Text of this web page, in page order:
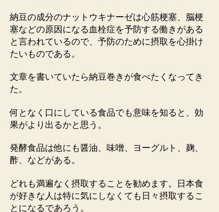
納豆の成分のナットウキナーゼは心筋梗塞、脳梗
塞などの原因になる血栓症を予防する働きがある
と言われているので、予防のために摂取を心掛け
たいものである。
文章を書いていたら納豆巻きが食べたくなってき
た。
何となく口にしている食品でも意味を知ると、効
果がより出るかと思う。
発酵食品は他にも醤油、味噌、ヨーグルト、麹、
酢、などがある。
どれも満遍なく摂取することを勧めます。日本食
が好きな人は特に気にしなくても日々摂取するこ
とになるであろう。